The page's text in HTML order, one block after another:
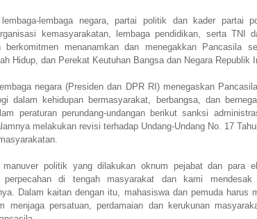
lembaga negara, partai politik dan kader partai
kemasyarakatan, lembaga pendidikan, serta TNI
berkomitmen menanamkan dan menegakkan Pancasila
Hidup, dan Perekat Keutuhan Bangsa dan Negara Republik
negara (Presiden dan DPR RI) menegaskan
dalam kehidupan bermasyarakat, berbangsa, dan
peraturan perundang-undangan berikut sanksi
melakukan revisi terhadap Undang-Undang No. 17
manuver politik yang dilakukan oknum pejabat dan para
perpecahan di tengah masyarakat dan kami
Dalam kaitan dengan itu, mahasiswa dan pemuda harus
menjaga persatuan, perdamaian dan kerukunan